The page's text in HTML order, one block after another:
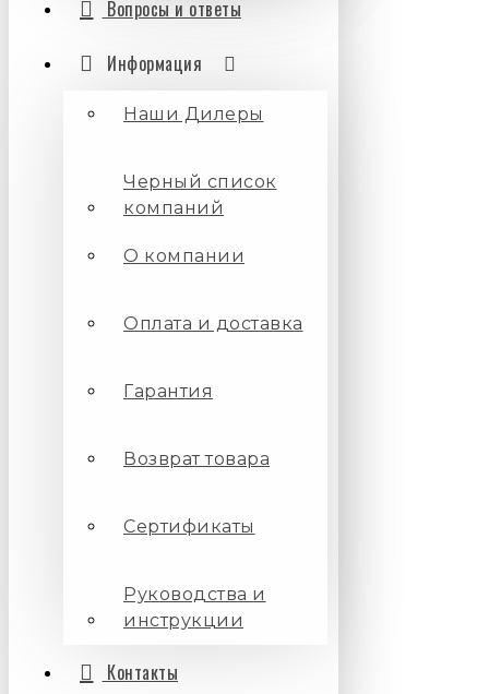
Вопросы и ответы
Информация
Наши Дилеры
Черный список
компаний
О компании
Оплата и доставка
Гарантия
Возврат товара
Сертификаты
Руководства и
инструкции
Контакты